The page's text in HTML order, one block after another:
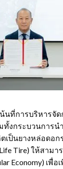
นที่การบริหารจั
งกระบวนการน
ป็นยางหล่อดอก
Tire) ให้สาม
Economy) เ